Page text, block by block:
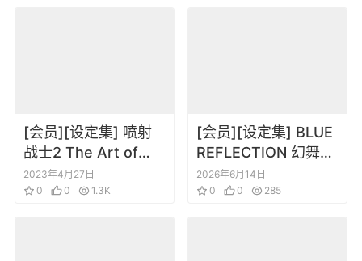
[会员][设定集] 喷射
战士2 The Art of
Splatoon 2
2023年4月27日
0
0 1.3K
[会员][设定集] BLUE
REFLECTION 幻舞少
女之剑公式ビジュア
ルコレクション (電撃
2026年6月14日
0
0 285